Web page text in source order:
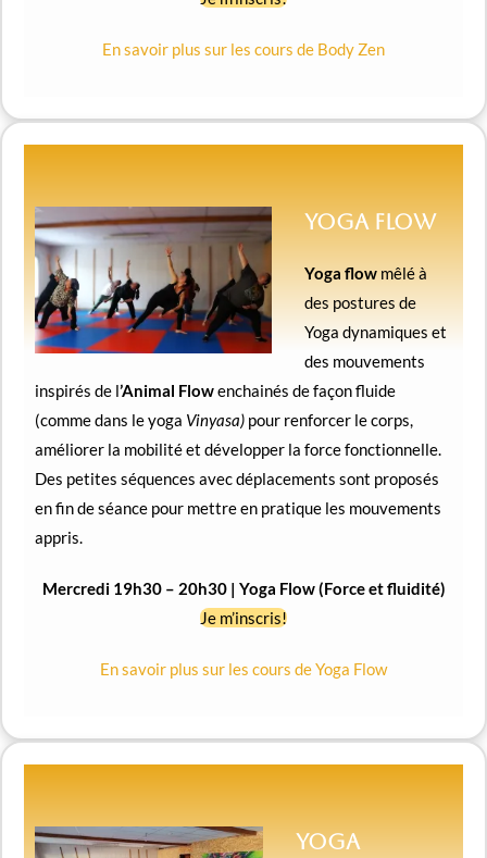
En savoir plus sur les cours de Body Zen
Yoga FLOW
Yoga flow mêlé à
des postures de
Yoga dynamiques et
des mouvements
inspirés de l’Animal Flowenchainés de façon fluide
(comme dans le yoga Vinyasa) pour renforcer le corps,
améliorer la mobilité et développer la force fonctionnelle.
Des petites séquences avec déplacements sont proposés
en fin de séance pour mettre en pratique les mouvements
appris.
Mercredi 19h30 – 20h30 | Yoga Flow (Force et fluidité)
Je m’inscris!
En savoir plus sur les cours de Yoga Flow
Yoga